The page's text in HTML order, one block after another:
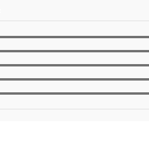
cho tuổi thọ cao lên đến 30
phí đầu tư ban đầu cho 1 bức
tranh này mang lại thì có hiệu quả
sau một thời gian sử dụng sẽ bị
chữa thì tranh đá tự nhiên có thể
vệ sinh, lau chùi, không tốn quá
đá tự nhiên với 1 slab lớn duy nhất